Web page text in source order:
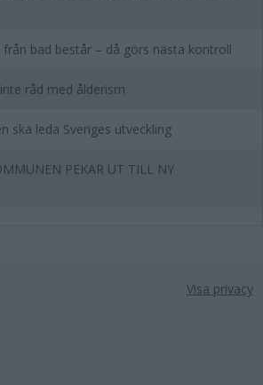
bad består – då görs nästa kontroll
råd med ålderism
ska leda Sveriges utveckling
PEKAR UT TILL NY
Visa privacy